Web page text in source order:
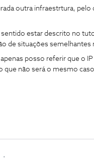
outra infraestrtura, pelo
estar descrito no
de situações semelhantes
posso referir que o
que não será o mesmo